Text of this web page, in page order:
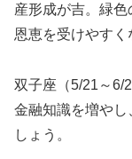
産形成が吉。緑
恩恵を受けやすく
双子座（5/21～6/
金融知識を増や
しょう。